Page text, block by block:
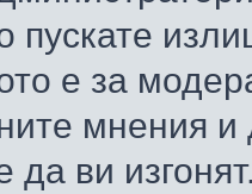
пускате
е за
мнения
ви